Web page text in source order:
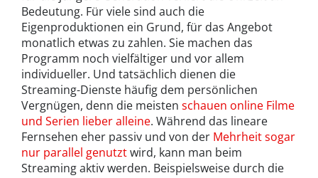
Bedeutung. Für viele sind auch die
Eigenproduktionen ein Grund, für das Angebot
monatlich etwas zu zahlen. Sie machen das
Programm noch vielfältiger und vor allem
individueller. Und tatsächlich dienen die
Streaming-Dienste häufig dem persönlichen
Vergnügen, denn die meisten schauen online Filme
und Serien lieber alleine. Während das lineare
Fernsehen eher passiv und von der Mehrheit sogar
nur parallel genutztwird, kann man beim
Streaming aktiv werden. Beispielsweise durch die